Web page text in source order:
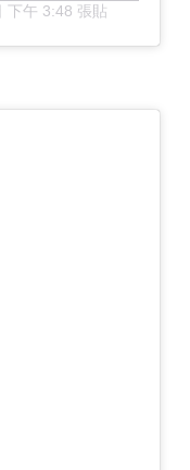
下午 3:48 張貼